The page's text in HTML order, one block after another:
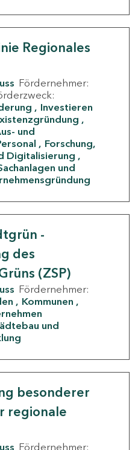
Regionales
Fördernehmer:
Investieren
und
Forschung,
Digitalisierung
und
-
des
(ZSP)
Fördernehmer:
Kommunen
und
besonderer
regionale
Fördernehmer: